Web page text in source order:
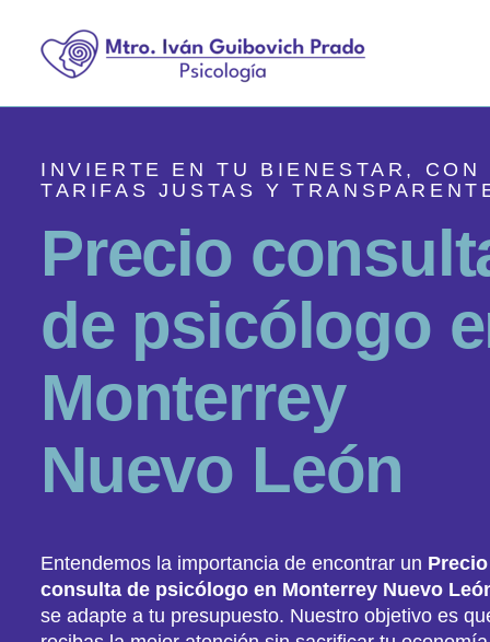
INVIERTE EN TU BIENESTAR, CON
TARIFAS JUSTAS Y
Precio consult
de psicólogo e
Monterrey
Nuevo León
Entendemos la importancia de encontrar un Precio
consulta de psicólogo en Monterrey Nuevo
se adapte a tu presupuesto. Nuestro objetivo es